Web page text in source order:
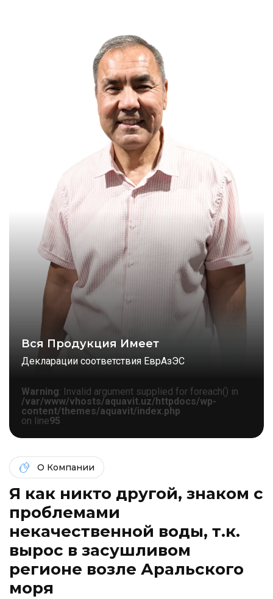
Вся Продукция Имеет
Декларации соответствия ЕврАзЭС
Warning: Invalid argument supplied for foreach() in
/var/www/vhosts/aquavit.uz/httpdocs/wp-
content/themes/aquavit/index.php
on line95
О Компании
Я как никто другой, знаком c
проблемами
некачественной воды, т.к.
вырос в засушливом
регионе возле Аральского
моря